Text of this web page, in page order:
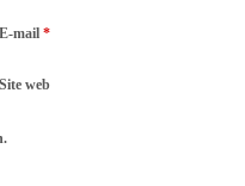
E-mail*
Site web